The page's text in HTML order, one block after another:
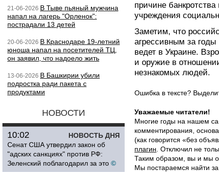
21-06-2026 В Тыве пьяный мужчина
напал на лагерь "Орленок":
пострадали 13 детей
20-06-2026 В Краснодаре 19-летний
юноша напал на посетителей ТЦ,
он заявил, что надоело жить
13-06-2026 В Башкирии убили
подростка ради пакета с
продуктами
НОВОСТИ
НОВОСТЬ ДНЯ
10:02
Сенат США утвердил закон об
"адских санкциях" против РФ:
Зеленский поблагодарил за это ©
причине
учреждения
Заметим, что
агрессивным за
ведет в Украине.
и оружие в
незнакомых людей.
Ошибка в тексте?
Уважаемые читатели!
Многие годы на нашем
комментирования,
(как говорится «без
плагин . Отключил не
Таким образом, вы и мы
Мы постараемся найти